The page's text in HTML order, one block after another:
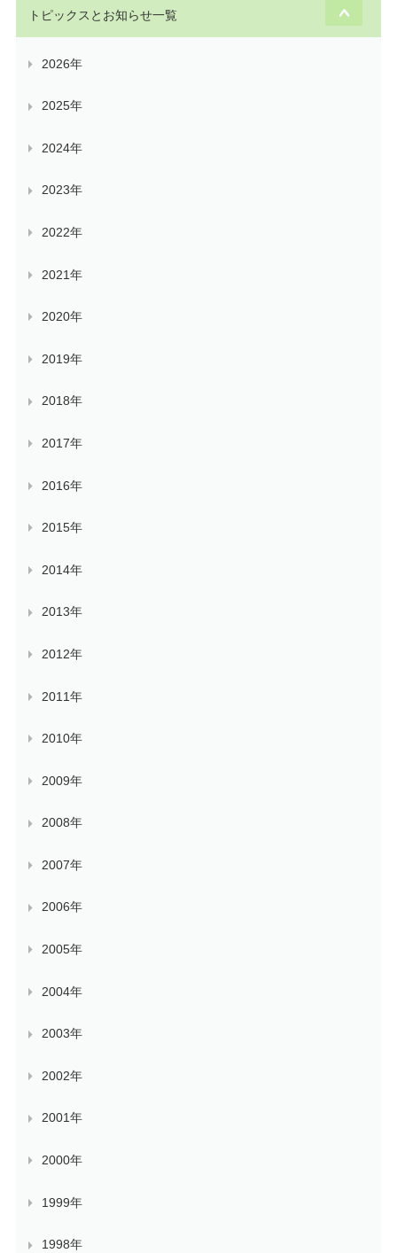
トピックスとお知らせ一覧
2026年
2025年
2024年
2023年
2022年
2021年
2020年
2019年
2018年
2017年
2016年
2015年
2014年
2013年
2012年
2011年
2010年
2009年
2008年
2007年
2006年
2005年
2004年
2003年
2002年
2001年
2000年
1999年
1998年